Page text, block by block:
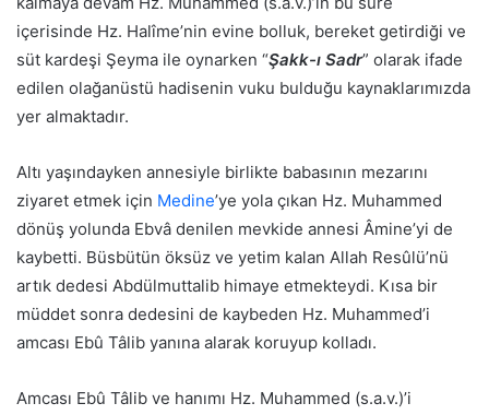
içerisinde Hz. Halîme’nin evine bolluk, bereket getirdiği ve
süt kardeşi Şeyma ile oynarken “Şakk-ı Sadr” olarak ifade
edilen olağanüstü hadisenin vuku bulduğu kaynaklarımızda
yer almaktadır.
Altı yaşındayken annesiyle birlikte babasının mezarını
ziyaret etmek için Medine’ye yola çıkan Hz. Muhammed
dönüş yolunda Ebvâ denilen mevkide annesi Âmine’yi de
kaybetti. Büsbütün öksüz ve yetim kalan Allah Resûlü’nü
artık dedesi Abdülmuttalib himaye etmekteydi. Kısa bir
müddet sonra dedesini de kaybeden Hz. Muhammed’i
amcası Ebû Tâlib yanına alarak koruyup kolladı.
Amcası Ebû Tâlib ve hanımı Hz. Muhammed (s.a.v.)’i